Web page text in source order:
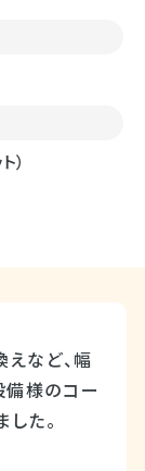
）
えなど、幅
備様のコー
た。